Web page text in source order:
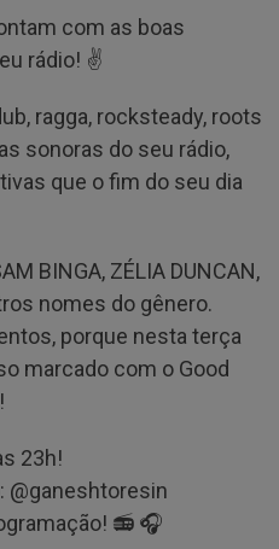
com as boas
rádio! ✌
ragga, rocksteady, roots
sonoras do seu rádio,
que o fim do seu dia
BINGA, ZÉLIA DUNCAN,
nomes do gênero.
porque nesta terça
marcado com o Good
23h!
@‌ganeshtoresin
📻 🎧